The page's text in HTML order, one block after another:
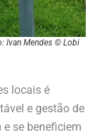
Ivan Mendes © Lobi
locais é
e gestão de
se beneficiem